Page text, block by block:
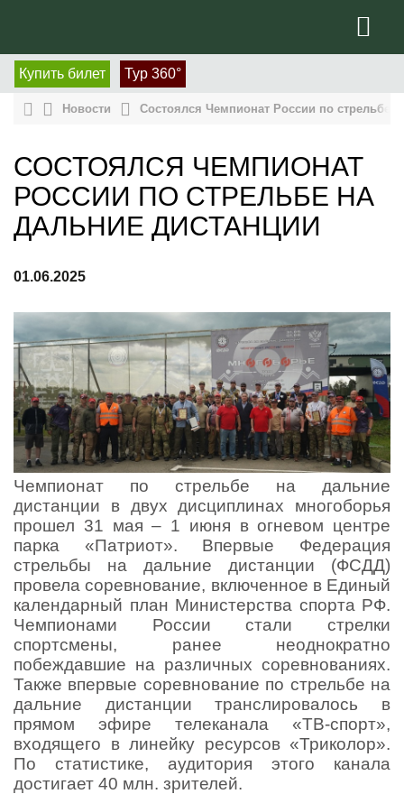
Купить билет Тур 360°
Новости Состоялся Чемпионат России по стрельбе
СОСТОЯЛСЯ ЧЕМПИОНАТ
РОССИИ ПО СТРЕЛЬБЕ НА
ДАЛЬНИЕ ДИСТАНЦИИ
01.06.2025
Чемпионат по стрельбе на дальние
дистанции в двух дисциплинах многоборья
прошел 31 мая – 1 июня в огневом центре
парка «Патриот». Впервые Федерация
стрельбы на дальние дистанции (ФСДД)
провела соревнование, включенное в Единый
календарный план Министерства спорта РФ.
Чемпионами России стали стрелки
спортсмены, ранее неоднократно
побеждавшие на различных соревнованиях.
Также впервые соревнование по стрельбе на
дальние дистанции транслировалось в
прямом эфире телеканала «ТВ-спорт»,
входящего в линейку ресурсов «Триколор».
По статистике, аудитория этого канала
достигает 40 млн. зрителей.